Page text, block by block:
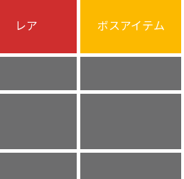
レア ボスアイテム